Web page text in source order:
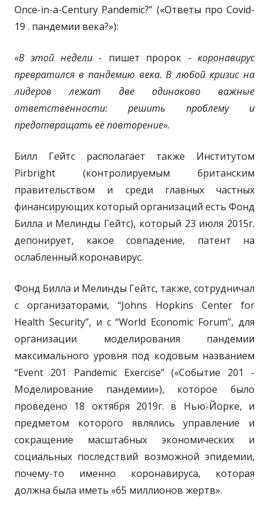
Once-in-a-Century Pandemic?” («Ответы про Covid-
19 . пандемии века?»):
«В этой недели- пишет пророк -коронавирус
превратился в пандемию века. В любой кризис на
лидеров лежат две одинаково важные
ответственности: решить проблему и
предотвращать её повторение».
Билл Гейтс располагает также Институтом
Pirbright (контролируемым британским
правительством и среди главных частных
финансирующих который организаций есть Фонд
Билла и Мелинды Гейтс), который 23 июля 2015г.
депонирует, какое совпадение, патент на
ослабленный коронавирус.
Фонд Билла и Мелинды Гейтс, также, сотрудничал
с организаторами, “Johns Hopkins Center for
Health Security”, и с “World Economic Forum”, для
организации моделирования пандемии
максимального уровня под кодовым названием
“Event 201 Pandemic Exercise” («Событие 201 -
Моделирование пандемии»), которое было
проведено 18 октября 2019г. в Нью-Йорке, и
предметом которого являлись управление и
сокращение масштабных экономических и
социальных последствий возможной эпидемии,
почему-то именно коронавируса, которая
должна была иметь «65 миллионов жертв».